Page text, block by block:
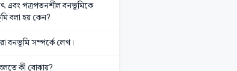
এবং পত্রপতনশীল বনভূমিকে
বলা হয় কেন?
বনভূমি সম্পর্কে লেখ।
কী বোঝায়?